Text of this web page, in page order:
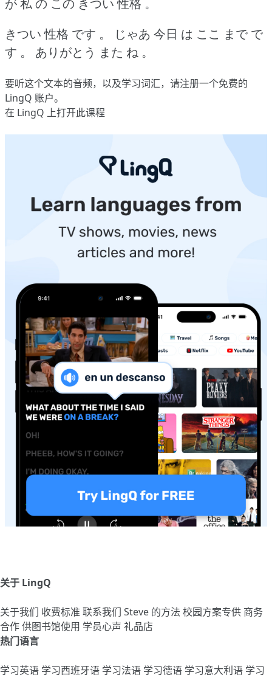
が 私 の この きつい 性格 。
きつい 性格 です 。
じゃあ 今日 は ここ まで で
す 。
ありがとう また ね 。
要听这个文本的音频，以及学习词汇，请注册一个免费的
LingQ 账户。
在 LingQ 上打开此课程
关于 LingQ
关于我们 收费标准 联系我们 Steve 的方法 校园方案专供 商务
合作供图书馆使用 学员心声 礼品店
热门语言
学习英语 学习西班牙语 学习法语 学习德语 学习意大利语 学习